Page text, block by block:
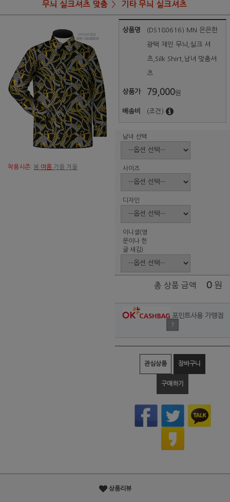
무늬 실크셔츠 맞춤 기타 무늬 실크셔츠
착용시즌: 봄 여름 가을 겨울
상품명 (DS180616) MN 은은한
광택 체인 무늬,실크 셔
츠,Silk Shirt,남녀 맞춤셔
츠
상품가 79,000원
배송비 (조건)
남녀 선택
사이즈
디자인
이니셜(영
문이나 한
글 새김)
총 상품 금액 0 원
포인트사용 가맹점
?
관심상품 장바구니
구매하기
상품리뷰